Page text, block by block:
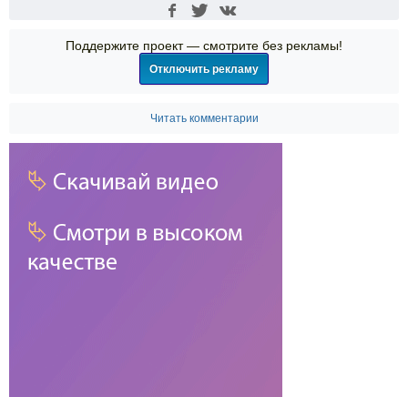
Поддержите проект — смотрите без рекламы!
Отключить рекламу
Читать комментарии